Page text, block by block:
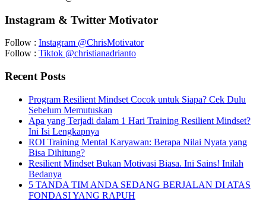
Instagram & Twitter Motivator
Follow : Instagram @ChrisMotivator
Follow : Tiktok @christianadrianto
Recent Posts
Program Resilient Mindset Cocok untuk Siapa? Cek Dulu
Sebelum Memutuskan
Apa yang Terjadi dalam 1 Hari Training Resilient Mindset?
Ini Isi Lengkapnya
ROI Training Mental Karyawan: Berapa Nilai Nyata yang
Bisa Dihitung?
Resilient Mindset Bukan Motivasi Biasa. Ini Sains! Inilah
Bedanya
5 TANDA TIM ANDA SEDANG BERJALAN DI ATAS
FONDASI YANG RAPUH